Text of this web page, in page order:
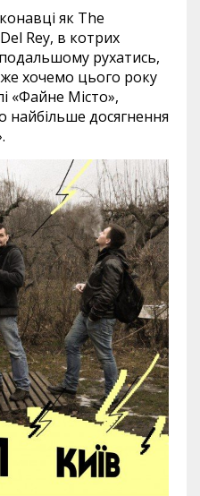
як The
Rey, в котрих
рухатись,
хочемо цього року
«Файне Місто»,
досягнення